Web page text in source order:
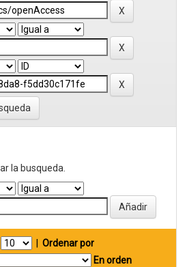
la busqueda.
Ordenar por
En orden